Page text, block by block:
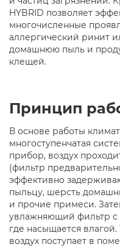
HYBRID позволяет
многочисленные
аллергический ринит
домашнюю пыль и
клещей.
Принцип
В основе работы
многоступенчатая
прибор, воздух
(фильтр
эффективно
пыльцу, шерсть
и прочие примеси.
увлажняющий фильтр с
где насыщается
воздух поступает в